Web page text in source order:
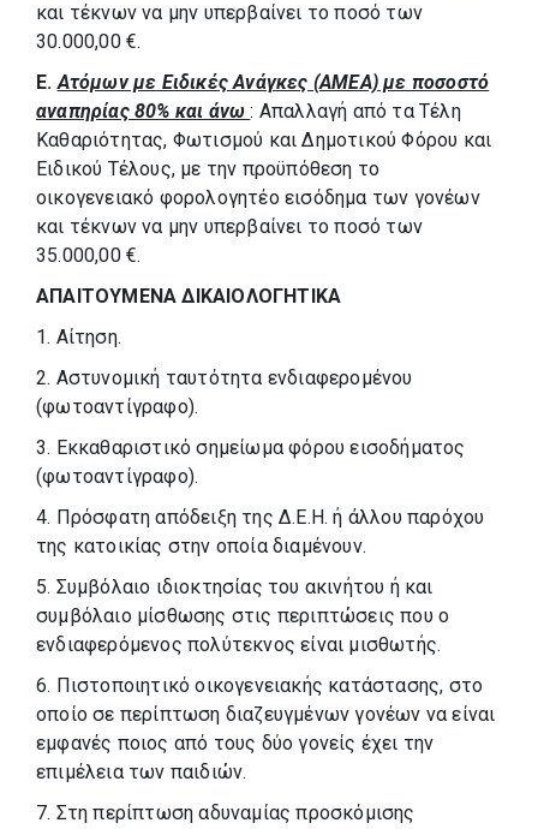
και τέκνων να μην υπερβαίνει το ποσό των
30.000,00 €.
Ε.Ατόμων με Ειδικές Ανάγκες (ΑΜΕΑ) με ποσοστό
αναπηρίας 80% και άνω: Απαλλαγή από τα Τέλη
Καθαριότητας, Φωτισμού και Δημοτικού Φόρου και
Ειδικού Τέλους, με την προϋπόθεση το
οικογενειακό φορολογητέο εισόδημα των γονέων
και τέκνων να μην υπερβαίνει το ποσό των
35.000,00 €.
ΑΠΑΙΤΟΥΜΕΝΑ ΔΙΚΑΙΟΛΟΓΗΤΙΚΑ
1. Αίτηση.
2. Αστυνομική ταυτότητα ενδιαφερομένου
(φωτοαντίγραφο).
3. Εκκαθαριστικό σημείωμα φόρου εισοδήματος
(φωτοαντίγραφο).
4. Πρόσφατη απόδειξη της Δ.Ε.Η. ή άλλου παρόχου
της κατοικίας στην οποία διαμένουν.
5. Συμβόλαιο ιδιοκτησίας του ακινήτου ή και
συμβόλαιο μίσθωσης στις περιπτώσεις που ο
ενδιαφερόμενος πολύτεκνος είναι μισθωτής.
6. Πιστοποιητικό οικογενειακής κατάστασης, στο
οποίο σε περίπτωση διαζευγμένων γονέων να είναι
εμφανές ποιος από τους δύο γονείς έχει την
επιμέλεια των παιδιών.
7. Στη περίπτωση αδυναμίας προσκόμισης